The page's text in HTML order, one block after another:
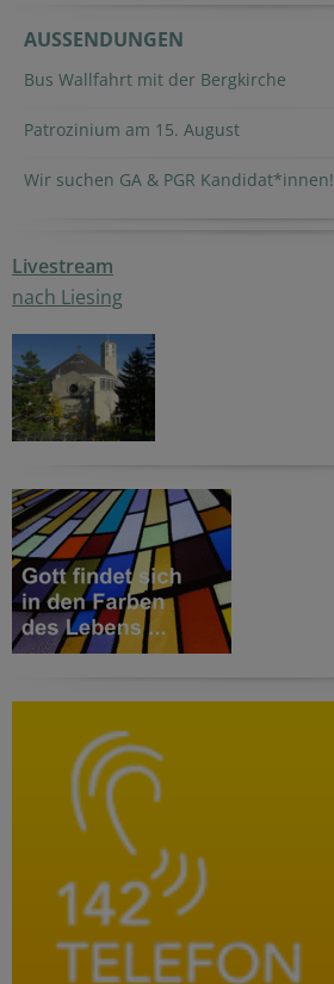
AUSSENDUNGEN
Bus Wallfahrt mit der Bergkirche
Patrozinium am 15. August
Wir suchen GA & PGR Kandidat*innen!
Livestream
nach Liesing